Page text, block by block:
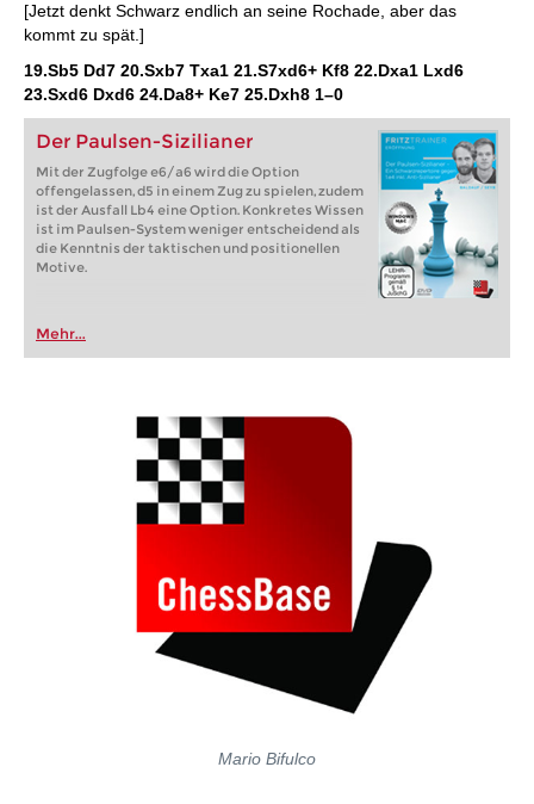
[Jetzt denkt Schwarz endlich an seine Rochade, aber das
kommt zu spät.]
19.Sb5 Dd7 20.Sxb7 Txa1 21.S7xd6+ Kf8 22.Dxa1 Lxd6
23.Sxd6 Dxd6 24.Da8+ Ke7 25.Dxh8 1–0
Der Paulsen-Sizilianer
Mit der Zugfolge e6/a6 wird die Option
offengelassen, d5 in einem Zug zu spielen, zudem
ist der Ausfall Lb4 eine Option. Konkretes Wissen
ist im Paulsen-System weniger entscheidend als
die Kenntnis der taktischen und positionellen
Motive.
Mehr...
Mario Bifulco